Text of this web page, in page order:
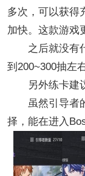
多次，可以获得
加快。这款游戏
之后就没有
到200~300抽左
另外练卡建
虽然引导者
择，能在进入